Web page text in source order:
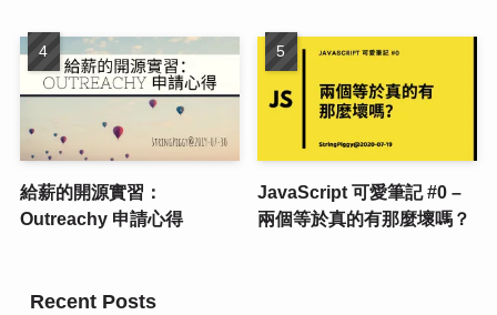
給薪的開源實習：
Outreachy 申請心得
JavaScript 可愛筆記 #0 –
兩個等於真的有那麼壞嗎？
Recent Posts